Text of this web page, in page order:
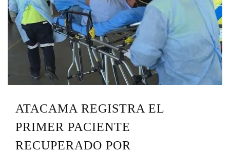
ATACAMA REGISTRA EL
PRIMER PACIENTE
RECUPERADO POR